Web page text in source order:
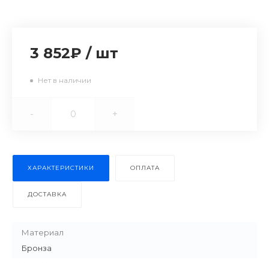
3 852₽ / шт
Нет в наличии
- +
ХАРАКТЕРИСТИКИ ОПЛАТА
ДОСТАВКА
Материал
Бронза